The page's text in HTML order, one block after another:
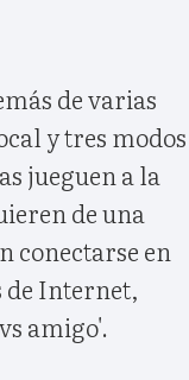
de varias
y tres modos
jueguen a la
de una
conectarse en
de Internet,
amigo'.